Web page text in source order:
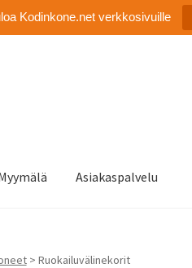
Kodinkone.net verkkosivuille
Asiakaspalvelu
> Ruokailuvälinekorit